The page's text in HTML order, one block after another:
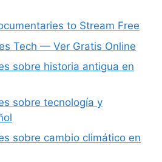
to Stream Free
Tech — Ver Gratis Online
sobre historia antigua en
sobre tecnología y
sobre cambio climático en